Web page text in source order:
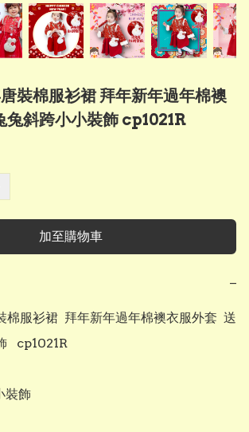
裝棉服衫裙 拜年新年過年棉襖
兔斜跨小小裝飾 cp1021R
加至購物車
−
棉服衫裙  拜年新年過年棉襖衣服外套  送
cp1021R
裝飾